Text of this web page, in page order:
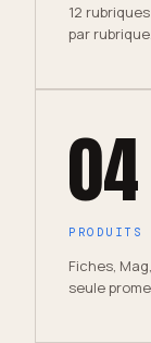
12
par rubrique.
04
PRODUITS
Fiches,
seule